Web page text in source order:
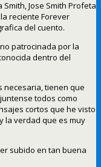
Jose Smith Profeta
reciente Forever
del cuento.
patrocinada por la
dentro del
necesaria, tienen que
todos como
cortos que he visto
la verdad que es muy
subido en tan buena